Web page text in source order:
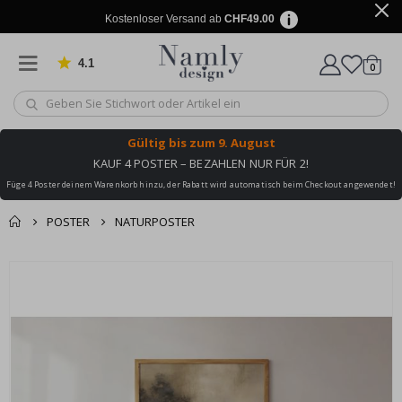
Kostenloser Versand ab CHF49.00
4.1 von 1032 Bewertungen
Wagen
0
Gültig bis zum 9. August
KAUF 4 POSTER – BEZAHLEN NUR FÜR 2!
Füge 4 Poster deinem Warenkorb hinzu, der Rabatt wird automatisch beim Checkout angewendet!
POSTER NATURPOSTER